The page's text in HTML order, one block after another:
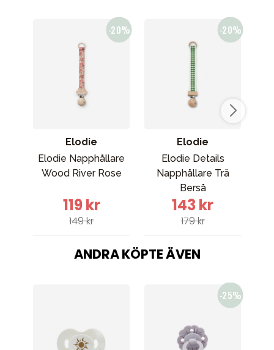
Elodie
Elodie Napphållare
Wood River Rose
119 kr
149 kr
Elodie
Elodie Details
Napphållare Trä
Berså
143 kr
179 kr
ANDRA KÖPTE ÄVEN